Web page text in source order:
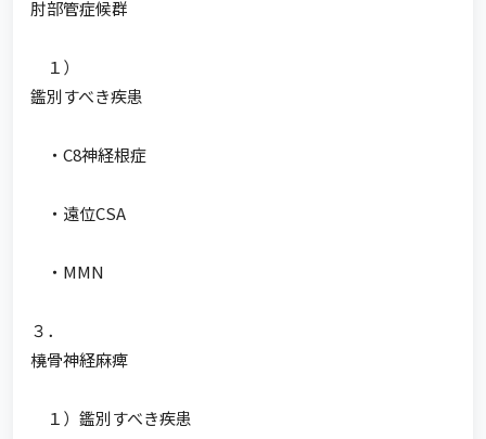
肘部管症候群
１）
鑑別すべき疾患
・C8神経根症
・遠位CSA
・MMN
３．
橈骨神経麻痺
１）鑑別すべき疾患